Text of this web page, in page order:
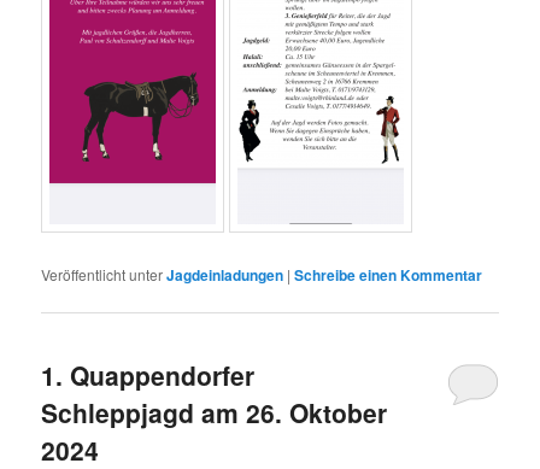
Veröffentlicht unterJagdeinladungen |Schreibe einen Kommentar
1. Quappendorfer
Schleppjagd am 26. Oktober
2024